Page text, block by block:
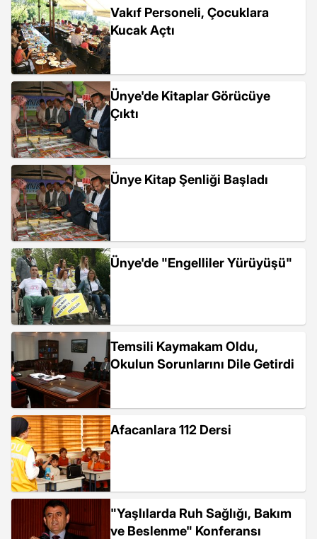
Vakıf Personeli, Çocuklara
Kucak Açtı
Ünye'de Kitaplar Görücüye
Çıktı
Ünye Kitap Şenliği Başladı
Ünye'de "Engelliler Yürüyüşü"
Temsili Kaymakam Oldu,
Okulun Sorunlarını Dile Getirdi
Afacanlara 112 Dersi
"Yaşlılarda Ruh Sağlığı, Bakım
ve Beslenme" Konferansı